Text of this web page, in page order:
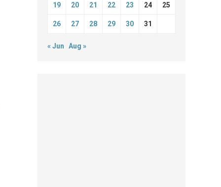
19 20 21 22 23 24 25
26 27 28 29 30 31
« Jun Aug »